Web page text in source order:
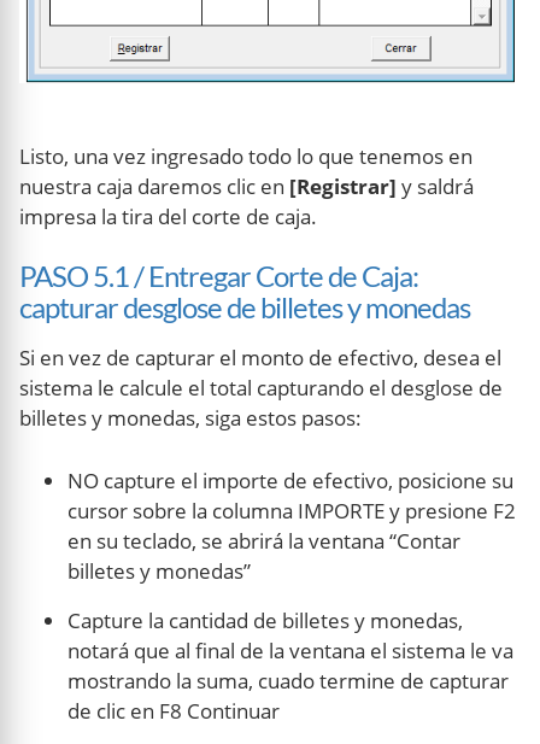
Listo, una vez ingresado todo lo que tenemos en
nuestra caja daremos clic en [Registrar] y saldrá
impresa la tira del corte de caja.
PASO 5.1 / Entregar Corte de Caja:
capturar desglose de billetes y monedas
Si en vez de capturar el monto de efectivo, desea el
sistema le calcule el total capturando el desglose de
billetes y monedas, siga estos pasos:
NO capture el importe de efectivo, posicione su
cursor sobre la columna IMPORTE y presione F2
en su teclado, se abrirá la ventana “Contar
billetes y monedas”
Capture la cantidad de billetes y monedas,
notará que al final de la ventana el sistema le va
mostrando la suma, cuado termine de capturar
de clic en F8 Continuar